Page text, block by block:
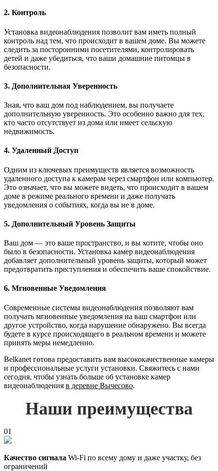
2. Контроль
Установка видеонаблюдения позволит вам иметь полный
контроль над тем, что происходит в вашем доме. Вы можете
следить за посторонними посетителями, контролировать
детей и даже убедиться, что ваши домашние питомцы в
безопасности.
3. Дополнительная Уверенность
Зная, что ваш дом под наблюдением, вы получаете
дополнительную уверенность. Это особенно важно для тех,
кто часто отсутствует из дома или имеет сельскую
недвижимость.
4. Удаленный Доступ
Одним из ключевых преимуществ является возможность
удаленного доступа к камерам через смартфон или компьютер.
Это означает, что вы можете видеть, что происходит в вашем
доме в режиме реального времени и даже получать
уведомления о событиях, когда вы не в доме.
5. Дополнительный Уровень Защиты
Ваш дом — это ваше пространство, и вы хотите, чтобы оно
было в безопасности. Установка камер видеонаблюдения
добавляет дополнительный уровень защиты, который может
предотвратить преступления и обеспечить ваше спокойствие.
6. Мгновенные Уведомления
Современные системы видеонаблюдения позволяют вам
получать мгновенные уведомления на ваш смартфон или
другое устройство, когда нарушение обнаружено. Вы всегда
будете в курсе происходящего в реальном времени и можете
принять меры немедленно.
Belkanet готова предоставить вам высококачественные камеры
и профессиональные услуги установки. Свяжитесь с нами
сегодня, чтобы узнать больше об установке камер
видеонаблюдения в деревне Вычесово.
Наши преимущества
01
Качество сигнала Wi-Fi по всему дому и даже участку, без
ограничений